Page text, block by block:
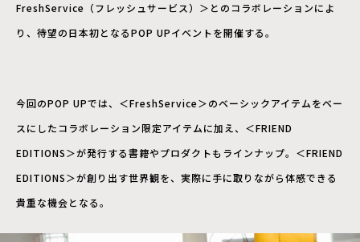
FreshService（フレッシュサービス）＞とのコラボレーションによ
り、待望の日本初となるPOP UPイベントを開催する。
今回のPOP UPでは、＜FreshService＞のベーシックアイテムをベー
スにしたコラボレーション限定アイテムに加え、＜FRIEND
EDITIONS＞が発行する書籍やプロダクトもラインナップ。＜FRIEND
EDITIONS＞が創り出す世界観を、実際に手に取りながら体感できる
貴重な機会となる。